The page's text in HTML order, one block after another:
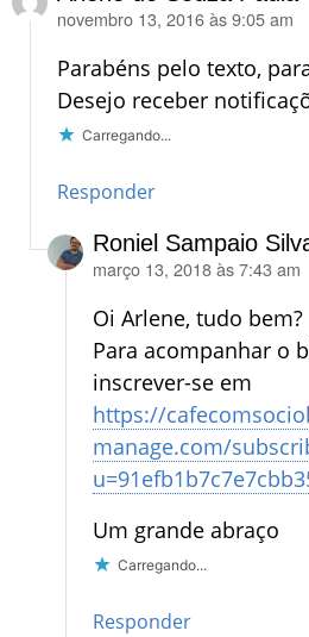
disse:
novembro 13, 2016 às 9:05 am
Parabéns pelo texto,
Desejo receber
Carregando...
Responder
Roniel Sampaio
disse:
março 13, 2018 às 7:43 am
Oi Arlene, tudo bem?
Para acompanhar o
inscrever-se em
https://
manage.com/
Um grande abraço
Carregando...
Responder